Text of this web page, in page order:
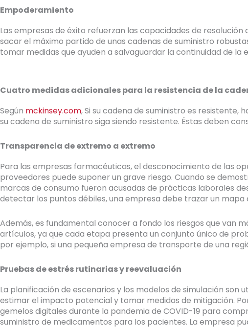
Empoderamiento
Las empresas de éxito refuerzan las capacidades de
sacar el máximo partido de unas cadenas de suministro
tomar medidas que ayuden a salvaguardar la continuidad de la
Cuatro medidas adicionales para la resistencia de la
Según mckinsey.com, Si su cadena de suministro es
su cadena de suministro siga siendo resistente. Éstas deben
Transparencia de extremo a extremo
Para las empresas farmacéuticas, el desconocimiento de las
proveedores puede suponer un grave riesgo. Cuando se
marcas de consumo fueron acusadas de prácticas laborales
detectar los puntos débiles, una empresa debe trazar un mapa
Además, es fundamental conocer a fondo los riesgos que van
artículos, ya que cada etapa presenta un conjunto único de
por ejemplo, si una pequeña empresa de transporte de una
Pruebas de estrés rutinarias y reevaluación
La planificación de escenarios y los modelos de simulación
estimar el impacto potencial y tomar medidas de mitigación.
gemelos digitales durante la pandemia de COVID-19 para
suministro de medicamentos para los pacientes. La empresa